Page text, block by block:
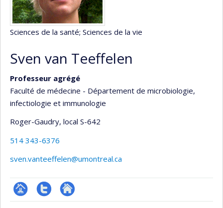
Sciences de la santé; Sciences de la vie
Sven van Teeffelen
Professeur agrégé
Faculté de médecine - Département de microbiologie,
infectiologie et immunologie
Roger-Gaudry, local S-642
514 343-6376
sven.vanteeffelen@umontreal.ca
Page CompteAutre